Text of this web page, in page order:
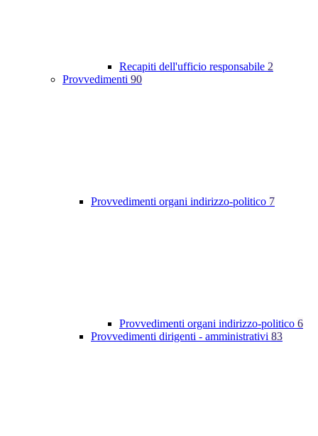
Recapiti dell'ufficio responsabile 2
Provvedimenti 90
Provvedimenti organi indirizzo-politico 7
Provvedimenti organi indirizzo-politico 6
Provvedimenti dirigenti - amministrativi 83